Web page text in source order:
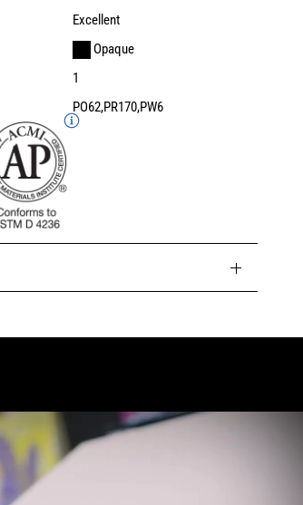
Excellent
Opaque
1
PO62,PR170,PW6